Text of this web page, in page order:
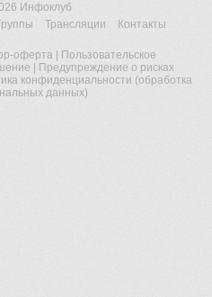
Инфоклуб
Трансляции Контакты
оферта
Пользовательское
Предупреждение о рисках
конфиденциальности (обработка
данных)